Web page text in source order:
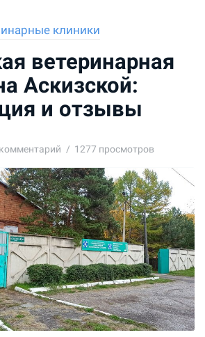
клиники
ветеринарная
Аскизской:
и отзывы
комментарий 1277 просмотров